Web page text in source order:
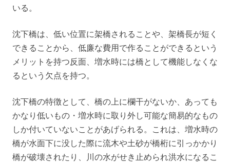
いる。
沈下橋は、低い位置に架橋されることや、架橋長が短く
できることから、低廉な費用で作ることができるという
メリットを持つ反面、増水時には橋として機能しなくな
るという欠点を持つ。
沈下橋の特徴として、橋の上に欄干がないか、あっても
かなり低いもの・増水時に取り外し可能な簡易的なもの
しか付いていないことがあげられる。これは、増水時の
橋が水面下に没した際に流木や土砂が橋桁に引っかかり
橋が破壊されたり、川の水がせき止められ洪水になるこ